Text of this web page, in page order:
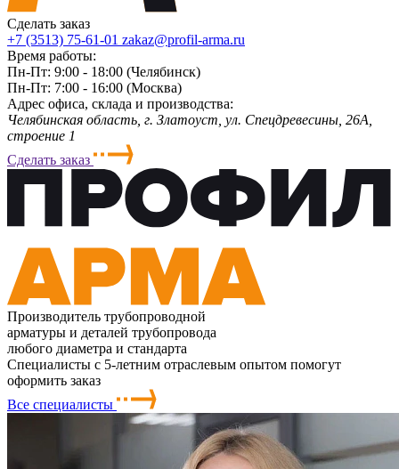
Сделать заказ
+7 (3513) 75-61-01 zakaz@profil-arma.ru
Время работы:
Пн-Пт: 9:00 - 18:00 (Челябинск)
Пн-Пт: 7:00 - 16:00 (Москва)
Адрес офиса, склада и производства:
Челябинская область, г. Злaтoycт, ул. Спецдревесины, 26А,
строение 1
Сделать заказ
Производитель трубопроводной
арматуры и деталей трубопровода
любого диаметра и стандарта
Специалисты с 5-летним отраслевым опытом помогут
оформить заказ
Все специалисты